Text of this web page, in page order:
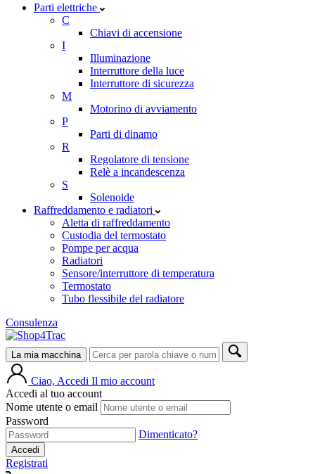
Parti elettriche
C
Chiavi di accensione
I
Illuminazione
Interruttore della luce
Interruttore di sicurezza
M
Motorino di avviamento
P
Parti di dinamo
R
Regolatore di tensione
Relè a incandescenza
S
Solenoide
Raffreddamento e radiatori
Aletta di raffreddamento
Custodia del termostato
Pompe per acqua
Radiatori
Sensore/interruttore di temperatura
Termostato
Tubo flessibile del radiatore
Consulenza
La mia macchina
Ciao, Accedi Il mio account
Accedi al tuo account
Nome utente o email
Password
Dimenticato?
Accedi
Registrati